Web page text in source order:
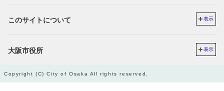
このサイトについて 表示
大阪市役所 表示
Copyright (C) City of Osaka All rights reserved.